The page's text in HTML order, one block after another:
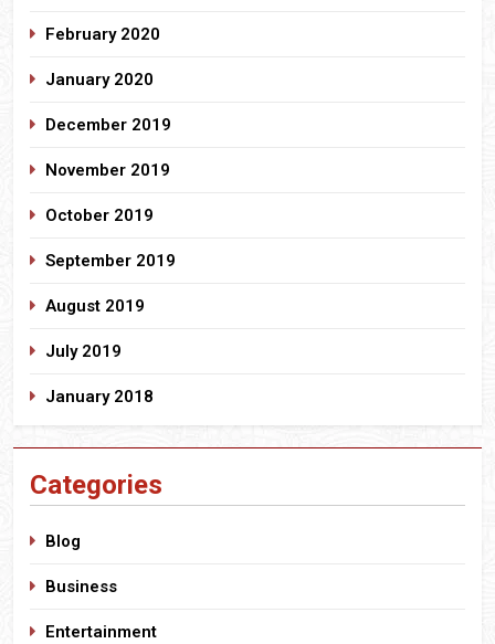
February 2020
January 2020
December 2019
November 2019
October 2019
September 2019
August 2019
July 2019
January 2018
Categories
Blog
Business
Entertainment